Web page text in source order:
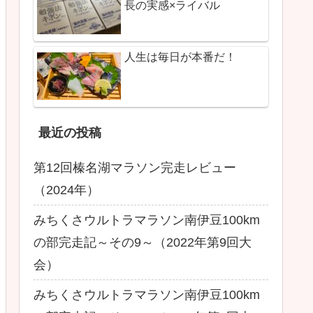
長の実感×ライバル
人生は毎日が本番だ！
最近の投稿
第12回榛名湖マラソン完走レビュー
（2024年）
みちくさウルトラマラソン南伊豆100km
の部完走記～その9～（2022年第9回大
会）
みちくさウルトラマラソン南伊豆100km